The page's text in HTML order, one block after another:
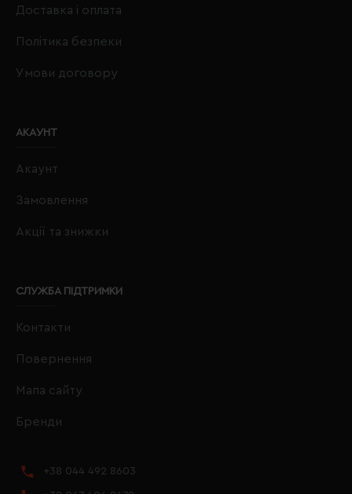
Доставка і оплата
Політика безпеки
Умови договору
АКАУНТ
Акаунт
Замовлення
Акції та знижки
СЛУЖБА ПІДТРИМКИ
Контакти
Повернення
Мапа сайту
Бренди
+38 044 492 8603